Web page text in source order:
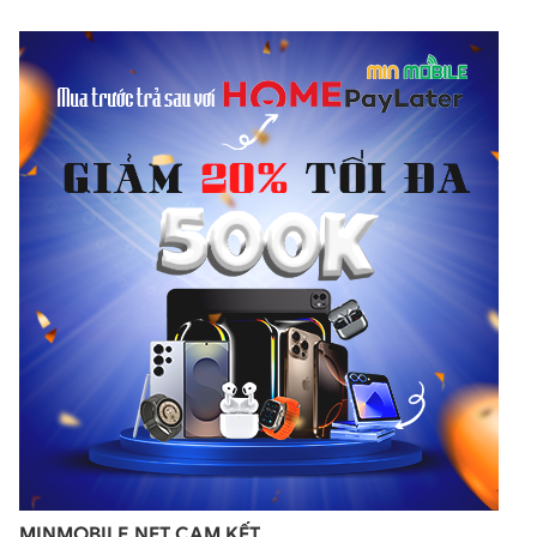
Hiệu Năng Đáng Kinh Ngạc Trên iPhone 7 Xách Tay
Với những ai đã sử dụng hệ điều hành Mac trên những chiếc
Macbook của Apple, thì có lẽ điều dễ dàng nhận thấy đó là
những chiếc máy do Apple sản xuất và chạy OS của Apple đều
cho hiệu năng cực kỳ kinh ngạc.
iPhone 7qua sử dụng cũng
không ngoại lệ khi được Apple tân trang cho mình con
chipset SoC A10 Fusion 4 nhân mạnh mẽ. Nếu để so sánh với
iPhone 7 qua sử dụngcó tốc độ truy xuất dữ
liệu nhanh gần gấp đôi, tiết kiệm pin tốt hơn người anh em
iPhone 6 cũ.
Đi cùng với chipset mạnh mẽ là hệ bộ nhớ trong
rộng hỗ trợ việc đọc, xử lý dữ liệu nhanh hơn gồm có các phiên
iPhone 7 32GB , iPhone 7 128GB và iPhone 7 256GB.
Những bộ nhớ trong dung lượng lớn này cho phépiPhone 7 qua
sử dụngthực hiện việc quản lý dữ liệu nhanh gấp nhiều lần so
với người anh em đời trước.